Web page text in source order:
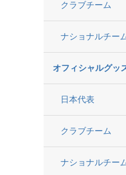
クラブチーム
ナショナルチー
オフィシャルグッ
日本代表
クラブチーム
ナショナルチー